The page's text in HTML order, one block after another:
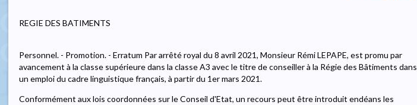
REGIE DES BATIMENTS
Personnel. - Promotion. - Erratum Par arrêté royal du 8 avril 2021, Monsieur Rémi LEPAPE, est promu par
avancement à la classe supérieure dans la classe A3 avec le titre de conseiller à la Régie des Bâtiments dans
un emploi du cadre linguistique français, à partir du 1er mars 2021.
Conformément aux lois coordonnées sur le Conseil d'Etat, un recours peut être introduit endéans les